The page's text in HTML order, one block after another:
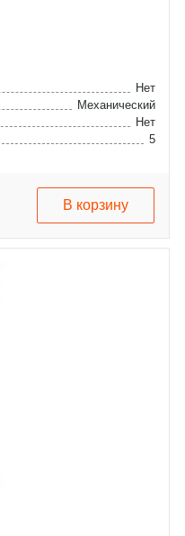
Нет
Механический
Нет
5
В корзину